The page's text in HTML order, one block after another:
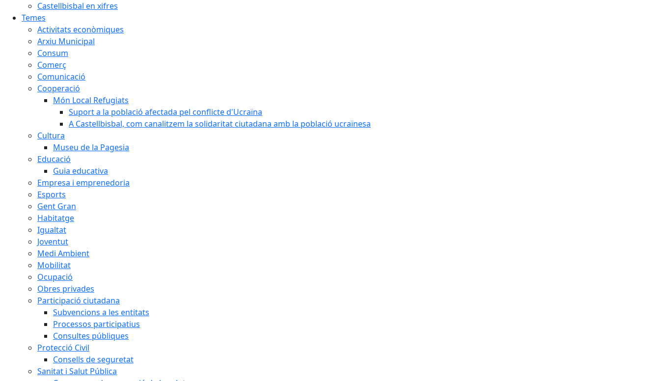
Castellbisbal en xifres
Temes
Activitats econòmiques
Arxiu Municipal
Consum
Comerç
Comunicació
Cooperació
Món Local Refugiats
Suport a la població afectada pel conflicte d'Ucraïna
A Castellbisbal, com canalitzem la solidaritat ciutadana amb la població ucraïnesa
Cultura
Museu de la Pagesia
Educació
Guia educativa
Empresa i emprenedoria
Esports
Gent Gran
Habitatge
Igualtat
Joventut
Medi Ambient
Mobilitat
Ocupació
Obres privades
Participació ciutadana
Subvencions a les entitats
Processos participatius
Consultes públiques
Protecció Civil
Consells de seguretat
Sanitat i Salut Pública